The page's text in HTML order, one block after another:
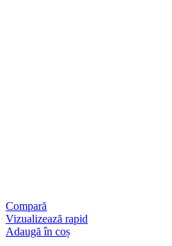
Compară
Vizualizează rapid
Adaugă în coș